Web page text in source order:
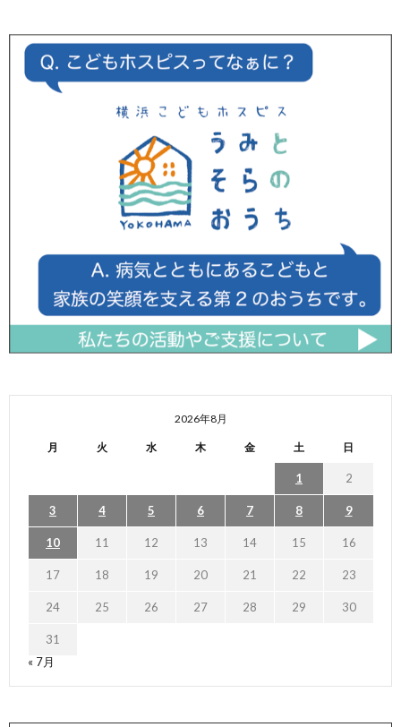
2026年8月
月 火 水 木 金 土 日
1 2
3 4 5 6 7 8 9
10 11 12 13 14 15 16
17 18 19 20 21 22 23
24 25 26 27 28 29 30
31
« 7月